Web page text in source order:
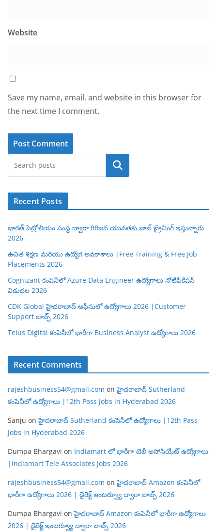
Website
Save my name, email, and website in this browser for
the next time I comment.
Search
Recent Posts
భారత్ పెట్రోలియం సంస్థ ద్వారా గిరిజన యువతకు జాబ్ ట్రైనింగ్ ఇస్తున్నారు
2026
ఉచిత శిక్షణ మరియు ఉద్యోగ అవకాశాలు |Free Training & Free Job
Placements 2026
Cognizant కంపెనీలో Azure Data Engineer ఉద్యోగాలు నోటిఫికేషన్
విడుదల 2026
CDK Global హైదరాబాద్ ఆఫీసులో ఉద్యోగాలు 2026 |Customer
Support జాబ్స్ 2026
Telus Digital కంపెనీలో భారీగా Business Analyst ఉద్యోగాలు 2026
Recent Comments
rajeshbusiness54@gmail.com onహైదరాబాద్ Sutherland
కంపెనీలో ఉద్యోగాలు |12th Pass Jobs in Hyderabad 2026
Sanju onహైదరాబాద్ Sutherland కంపెనీలో ఉద్యోగాలు |12th Pass
Jobs in Hyderabad 2026
Dumpa Bhargavi on Indiamart లో భారీగా టెలీ అసోసియేట్ ఉద్యోగాలు
|Indiamart Tele Associates Jobs 2026
rajeshbusiness54@gmail.com onహైదరాబాద్ Amazon కంపెనీలో
భారీగా ఉద్యోగాలు 2026 | డైరెక్ట్ ఇంటర్వ్యూ ద్వారా జాబ్స్ 2026
Dumpa Bhargavi onహైదరాబాద్ Amazon కంపెనీలో భారీగా ఉద్యోగాలు
2026 | డైరెక్ట్ ఇంటర్వ్యూ ద్వారా జాబ్స్ 2026